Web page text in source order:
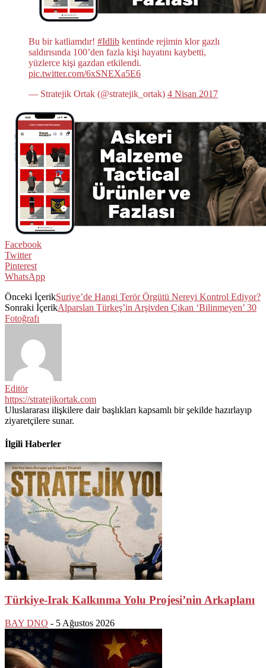
Bu bir katliamdır! #Idlib kentinde rejimin klor gazlı
saldırısında 100’den fazla kişi hayatını kaybetti,
yüzlerce kişi gazdan etkilendi.
pic.twitter.com/6xSNEXa5E6
— Stratejik Ortak (@stratejik_ortak) 4 Nisan 2017
Facebook
Twitter
Pinterest
WhatsApp
Önceki İçerikSuriye’de Hangi Terör Örgütü Nereyi Kontrol Ediyor?
Sonraki İçerikAlparslan Türkeş’in Arşivden Çıkan ‘Bilinmeyen’ 30
Fotoğrafı
Editör
https://stratejikortak.com
Uluslararası ilişkilere dair başlıkları kapsamlı bir şekilde hazırlayıp
ziyaretçilere sunar.
İlgili Haberler
Türkiye-Irak Kalkınma Yolu Projesi’nin Arkaplanı
BAY DNO - 5 Ağustos 2026